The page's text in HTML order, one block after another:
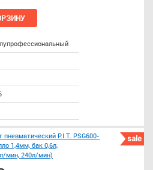
sale
пневматический P.I.T. PSG600-
1,4мм, бак 0,6л,
мин, 240л/мин)